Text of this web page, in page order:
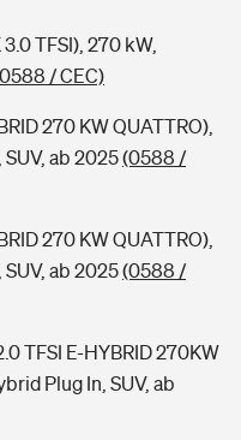
TFSI), 270 kW,
/ CEC)
270 KW QUATTRO),
ab 2025(0588 /
270 KW QUATTRO),
ab 2025(0588 /
TFSI E-HYBRID 270KW
Plug In, SUV, ab